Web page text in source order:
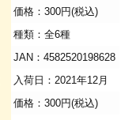
価格：300円(税込)
種類：全6種
JAN：4582520198628
入荷日：2021年12月
価格：300円(税込)